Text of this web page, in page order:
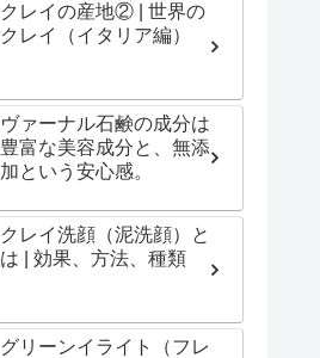
クレイの産地② | 世界の
クレイ（イタリア編）
ヴァーナル石鹸の成分は
豊富な美容成分と、無添
加という安心感。
クレイ洗顔（泥洗顔）と
は | 効果、方法、種類
グリーンイライト（フレ